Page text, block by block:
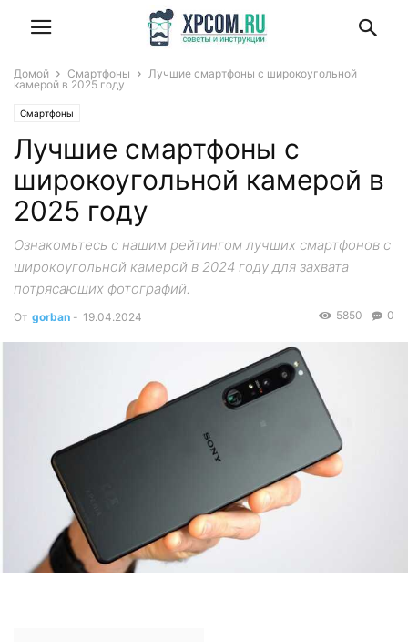
Домой Смартфоны
Лучшие смартфоны с широкоугольной
камерой в 2025 году
Смартфоны
Лучшие смартфоны с
широкоугольной камерой в
2025 году
Ознакомьтесь с нашим рейтингом лучших смартфонов с
широкоугольной камерой в 2024 году для захвата
потрясающих фотографий.
От gorban - 19.04.2024 0
5850